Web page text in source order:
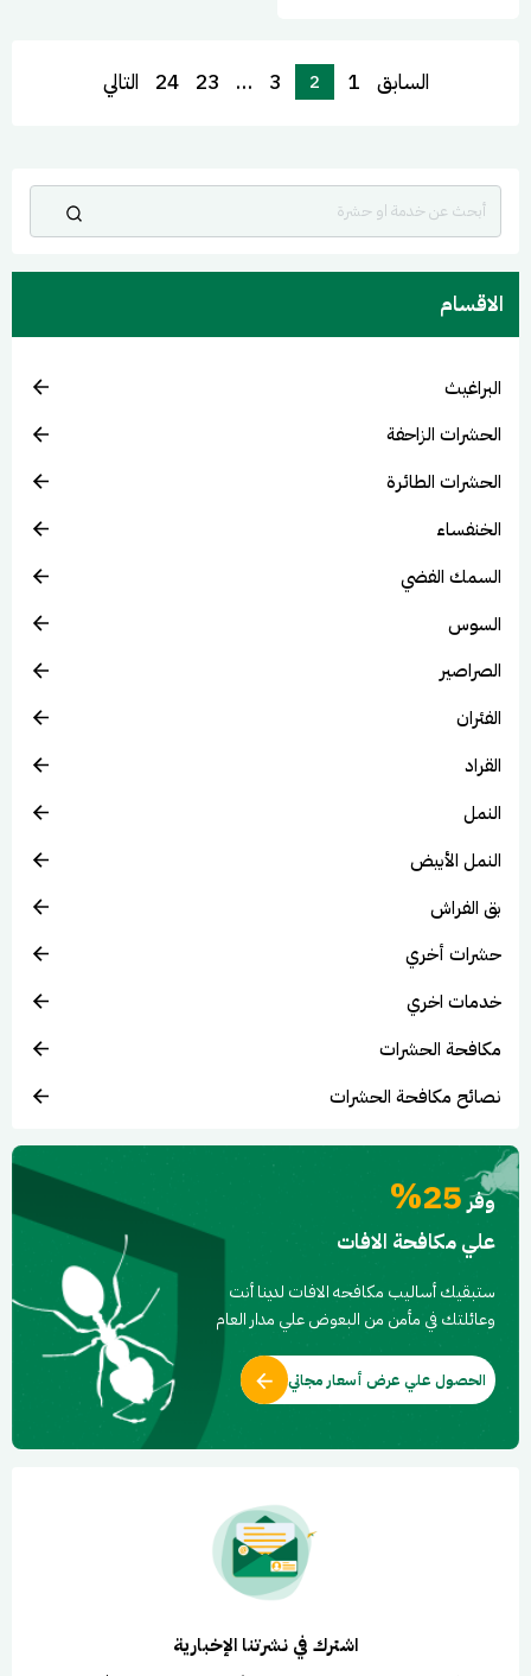
السابق 1
2
3
…
23
24 التالي
الاقسام
البراغيث
الحشرات الزاحفة
الحشرات الطائرة
الخنفساء
السمك الفضي
السوس
الصراصير
الفئران
القراد
النمل
النمل الأبيض
بق الفراش
حشرات أخري
خدمات اخري
مكافحة الحشرات
نصائح مكافحة الحشرات
وفر25%
علي مكافحة الافات
ستبقيك أساليب مكافحه الافات لدينا أنت
وعائلتك في مأمن من البعوض علي مدار العام
الحصول علي عرض أسعار مجاني
اشترك في نشرتنا الإخبارية